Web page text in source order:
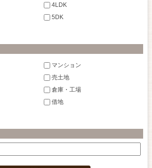
4LDK
5DK
マンション
売土地
倉庫・工場
借地